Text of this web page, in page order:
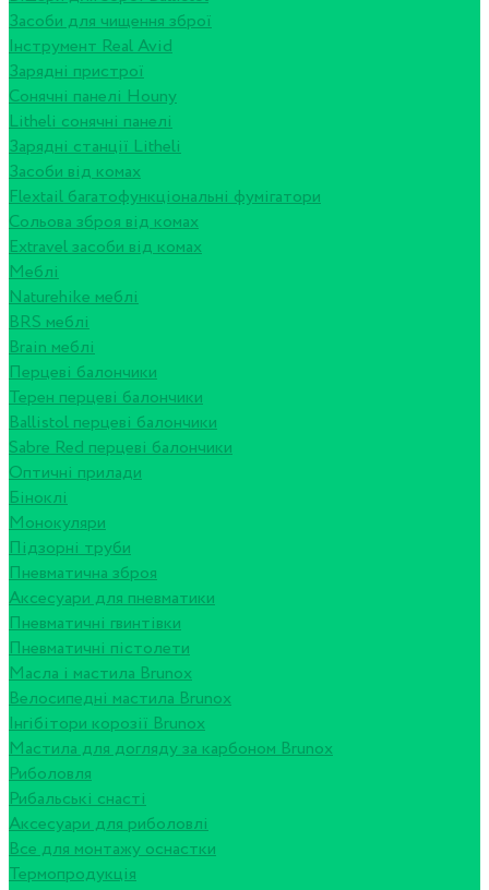
Засоби для чищення зброї
Інструмент Real Avid
Зарядні пристрої
Сонячні панелі Houny
Litheli сонячні панелі
Зарядні станції Litheli
Засоби від комах
Flextail багатофункціональні фумігатори
Сольова зброя від комах
Extravel засоби від комах
Меблі
Naturehike меблі
BRS меблі
Brain меблі
Перцеві балончики
Терен перцеві балончики
Ballistol перцеві балончики
Sabre Red перцеві балончики
Оптичні прилади
Біноклі
Монокуляри
Підзорні труби
Пневматична зброя
Аксесуари для пневматики
Пневматичні гвинтівки
Пневматичні пістолети
Масла і мастила Brunox
Велосипедні мастила Brunox
Інгібітори корозії Brunox
Мастила для догляду за карбоном Brunox
Риболовля
Рибальські снасті
Аксесуари для риболовлі
Все для монтажу оснастки
Термопродукція